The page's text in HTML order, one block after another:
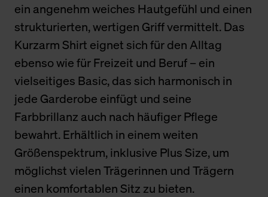
ein angenehm weiches Hautgefühl und einen
strukturierten, wertigen Griff vermittelt. Das
Kurzarm Shirt eignet sich für den Alltag
ebenso wie für Freizeit und Beruf – ein
vielseitiges Basic, das sich harmonisch in
jede Garderobe einfügt und seine
Farbbrillanz auch nach häufiger Pflege
bewahrt. Erhältlich in einem weiten
Größenspektrum, inklusive Plus Size, um
möglichst vielen Trägerinnen und Trägern
einen komfortablen Sitz zu bieten.